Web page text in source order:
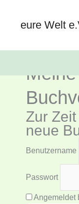
eure Welt
Zur
neue
Benutzername
Passwort
Angemeldet